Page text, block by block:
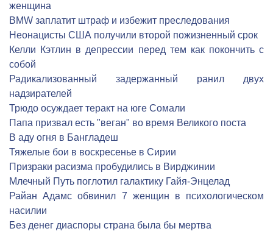
женщина
BMW заплатит штраф и избежит преследования
Неонацисты США получили второй пожизненный срок
Келли Кэтлин в депрессии перед тем как покончить с
собой
Радикализованный задержанный ранил двух
надзирателей
Трюдо осуждает теракт на юге Сомали
Папа призвал есть "веган" во время Великого поста
В аду огня в Бангладеш
Тяжелые бои в воскресенье в Сирии
Призраки расизма пробудились в Вирджинии
Млечный Путь поглотил галактику Гайя-Энцелад
Райан Адамс обвинил 7 женщин в психологическом
насилии
Без денег диаспоры страна была бы мертва